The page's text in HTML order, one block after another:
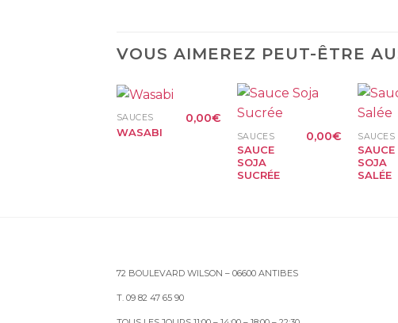
VOUS AIMEREZ PEUT-ÊTRE
+
SAUCES
WASABI
0,00€
SAUCES
SAUCE
SOJA
SUCRÉE
0,00€
+
SAUCES
SAUCE
SOJA
SALÉE
72 BOULEVARD WILSON – 06600 ANTIBES
T. 09 82 47 65 90